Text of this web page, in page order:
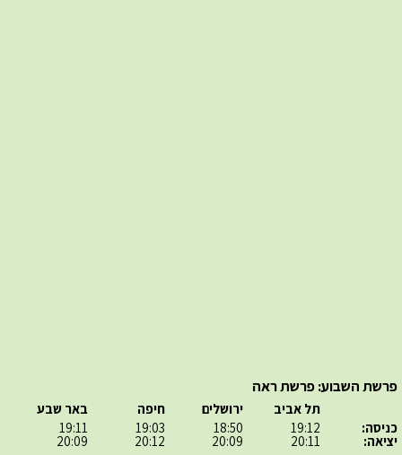
פרשת השבוע: פרשת ראה
כניסה:
יציאה:
תל אביב
19:12
20:11
ירושלים
18:50
20:09
חיפה
19:03
20:12
באר שבע
19:11
20:09